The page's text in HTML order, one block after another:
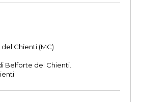
Chienti (MC)
Belforte del Chienti.